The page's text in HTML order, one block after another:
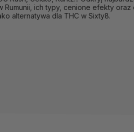
Rumunii, ich typy, cenione efekty oraz
alternatywa dla THC w Sixty8.